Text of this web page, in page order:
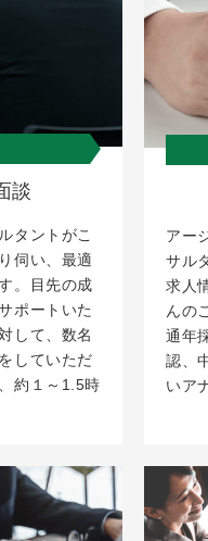
談
タントがこ
伺い、最適
。目先の成
ポートいた
して、数名
していただ
約１～1.5時
アー
サル
求人
んの
通年
認、
いア